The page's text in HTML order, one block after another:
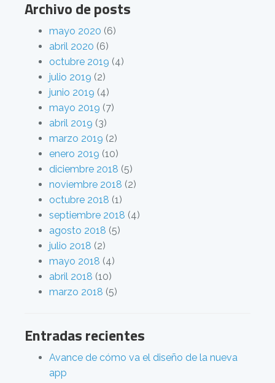
Archivo de posts
mayo 2020 (6)
abril 2020 (6)
octubre 2019 (4)
julio 2019 (2)
junio 2019 (4)
mayo 2019 (7)
abril 2019 (3)
marzo 2019 (2)
enero 2019 (10)
diciembre 2018 (5)
noviembre 2018 (2)
octubre 2018 (1)
septiembre 2018 (4)
agosto 2018 (5)
julio 2018 (2)
mayo 2018 (4)
abril 2018 (10)
marzo 2018 (5)
Entradas recientes
Avance de cómo va el diseño de la nueva
app